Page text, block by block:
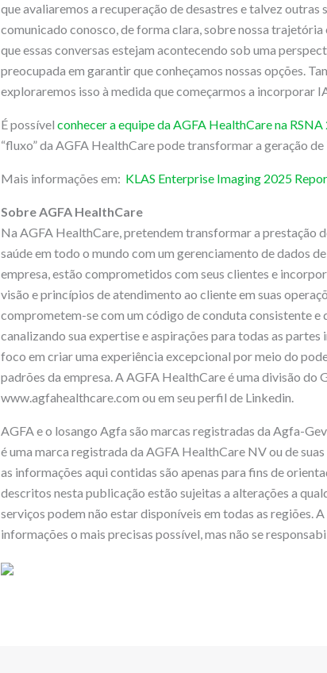
que avaliaremos a recuperação de desastres e talvez
comunicado conosco, de forma clara, sobre nossa
que essas conversas estejam acontecendo sob uma
preocupada em garantir que conheçamos nossas opções.
exploraremos isso à medida que começarmos a incorporar
É possível conhecer a equipe da AGFA HealthCare na RSNA
“fluxo” da AGFA HealthCare pode transformar a geração
Mais informações em: KLAS Enterprise Imaging 2025
Sobre AGFA HealthCare
Na AGFA HealthCare, pretendem transformar a prestação
saúde em todo o mundo com um gerenciamento de dados
empresa, estão comprometidos com seus clientes e
visão e princípios de atendimento ao cliente em suas
comprometem-se com um código de conduta consistente e
canalizando sua expertise e aspirações para todas as
foco em criar uma experiência excepcional por meio do
padrões da empresa. A AGFA HealthCare é uma divisão
www.agfahealthcare.com ou em seu perfil de Linkedin.
AGFA e o losango Agfa são marcas registradas da Agfa-
é uma marca registrada da AGFA HealthCare NV ou de
as informações aqui contidas são apenas para fins de
descritos nesta publicação estão sujeitas a alterações a
serviços podem não estar disponíveis em todas as regiões.
informações o mais precisas possível, mas não se